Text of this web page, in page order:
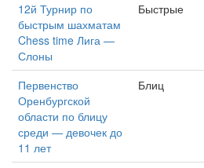
12й Турнир по
быстрым шахматам
Chess time Лига —
Слоны
Быстрые
Первенство
Оренбургской
области по блицу
среди — девочек до
11 лет
Блиц